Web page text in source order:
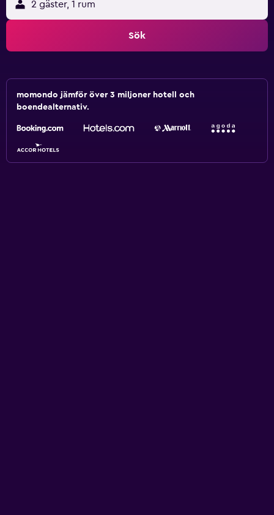
2 gäster, 1 rum
Sök
momondo jämför över 3 miljoner hotell och
boendealternativ.